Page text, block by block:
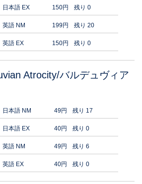
日本語 EX 150円 残り 0
英語 NM 199円 残り 20
英語 EX 150円 残り 0
Atrocity/バルデュヴィア
日本語 NM 49円 残り 17
日本語 EX 40円 残り 0
英語 NM 49円 残り 6
英語 EX 40円 残り 0